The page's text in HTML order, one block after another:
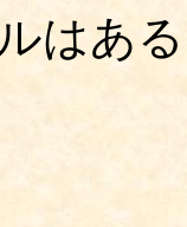
はあ